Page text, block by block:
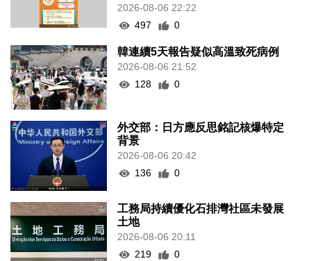
2026-08-06 22:22
497
0
韓連續5天報告疑似高溫致死病例
2026-08-06 21:52
128
0
外交部：日方應反思銘記核爆特定
背景
2026-08-06 20:42
136
0
工務局持續優化石排灣社區未發展
土地
2026-08-06 20:11
219
0